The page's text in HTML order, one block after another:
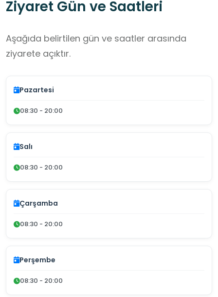
Ziyaret Gün ve Saatleri
Aşağıda belirtilen gün ve saatler arasında
ziyarete açıktır.
Pazartesi
08:30 - 20:00
Salı
08:30 - 20:00
Çarşamba
08:30 - 20:00
Perşembe
08:30 - 20:00